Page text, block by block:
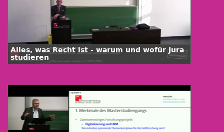
Alles, was Recht ist - warum und wofür Jura
studieren